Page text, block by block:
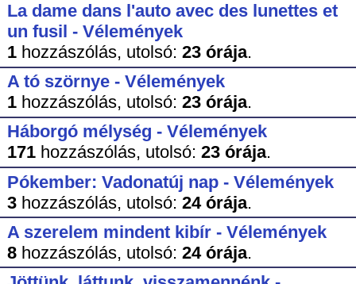
La dame dans l'auto avec des lunettes et
un fusil - Vélemények
1hozzászólás, utolsó: 23 órája.
A tó szörnye - Vélemények
1hozzászólás, utolsó: 23 órája.
Háborgó mélység - Vélemények
171hozzászólás, utolsó: 23 órája.
Pókember: Vadonatúj nap - Vélemények
3hozzászólás, utolsó: 24 órája.
A szerelem mindent kibír - Vélemények
8hozzászólás, utolsó: 24 órája.